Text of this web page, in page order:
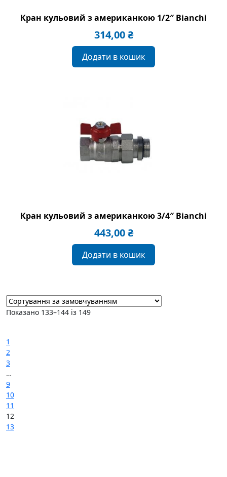
Кран кульовий з американкою 1/2″ Bianchi
314,00₴
Додати в кошик
Кран кульовий з американкою 3/4″ Bianchi
443,00₴
Додати в кошик
Показано 133–144 із 149
1
2
3
…
9
10
11
12
13